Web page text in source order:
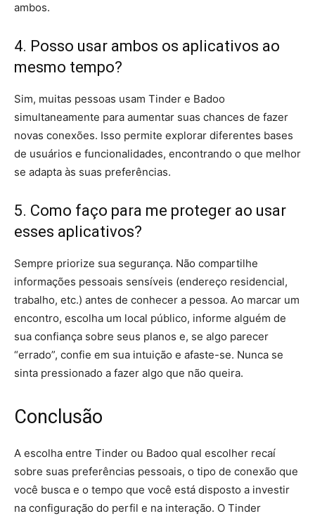
ambos.
4. Posso usar ambos os aplicativos ao
mesmo tempo?
Sim, muitas pessoas usam Tinder e Badoo
simultaneamente para aumentar suas chances de fazer
novas conexões. Isso permite explorar diferentes bases
de usuários e funcionalidades, encontrando o que melhor
se adapta às suas preferências.
5. Como faço para me proteger ao usar
esses aplicativos?
Sempre priorize sua segurança. Não compartilhe
informações pessoais sensíveis (endereço residencial,
trabalho, etc.) antes de conhecer a pessoa. Ao marcar um
encontro, escolha um local público, informe alguém de
sua confiança sobre seus planos e, se algo parecer
“errado”, confie em sua intuição e afaste-se. Nunca se
sinta pressionado a fazer algo que não queira.
Conclusão
A escolha entre Tinder ou Badoo qual escolher recaí
sobre suas preferências pessoais, o tipo de conexão que
você busca e o tempo que você está disposto a investir
na configuração do perfil e na interação. O Tinder